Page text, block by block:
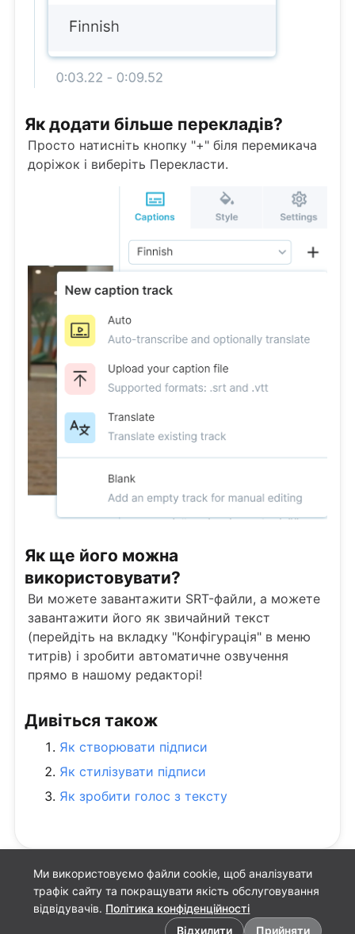
Ми використовуємо файли cookie, щоб аналізувати
трафік сайту та покращувати якість обслуговування
відвідувачів. Політика конфіденційності
Відхилити
Прийняти
Як додати більше перекладів?
Просто натисніть кнопку "+" біля перемикача
доріжок і виберіть Перекласти.
Як ще його можна
використовувати?
Ви можете завантажити SRT-файли, а можете
завантажити його як звичайний текст
(перейдіть на вкладку "Конфігурація" в меню
титрів) і зробити автоматичне озвучення
прямо в нашому редакторі!
Дивіться також
Як створювати підписи
Як стилізувати підписи
Як зробити голос з тексту
Налаштування файлів cookie